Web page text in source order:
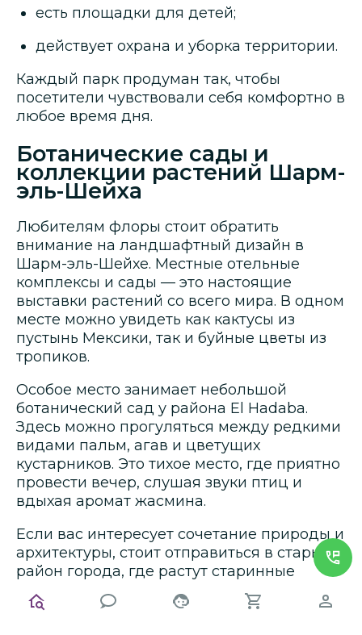
есть площадки для детей;
действует охрана и уборка территории.
Каждый парк продуман так, чтобы
посетители чувствовали себя комфортно в
любое время дня.
Ботанические сады и
коллекции растений Шарм-
эль-Шейха
Любителям флоры стоит обратить
внимание на ландшафтный дизайн в
Шарм-эль-Шейхе. Местные отельные
комплексы и сады — это настоящие
выставки растений со всего мира. В одном
месте можно увидеть как кактусы из
пустынь Мексики, так и буйные цветы из
тропиков.
Особое место занимает небольшой
ботанический сад у района El Hadaba.
Здесь можно прогуляться между редкими
видами пальм, агав и цветущих
кустарников. Это тихое место, где приятно
провести вечер, слушая звуки птиц и
вдыхая аромат жасмина.
Если вас интересует сочетание природы и
архитектуры, стоит отправиться в старый
район города, где растут старинные
акации и высажены благоухающие
клумбы у мечетей. Эти места нередко